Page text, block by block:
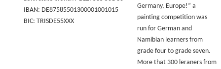
Germany, Europe!” a
painting competition was
run for German and
Namibian learners from
grade four to grade seven.
More that 300 leraners from
IBAN: DE87585501300001001015
BIC: TRISDE55XXX